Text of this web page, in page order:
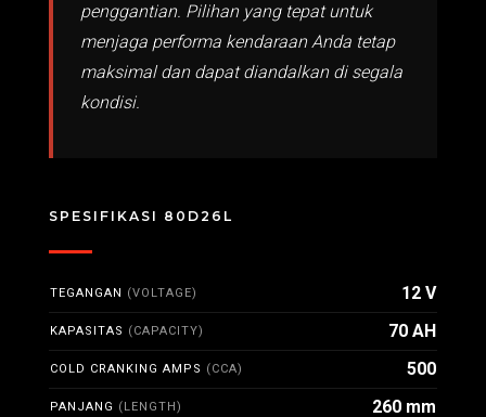
penggantian. Pilihan yang tepat untuk
menjaga performa kendaraan Anda tetap
maksimal dan dapat diandalkan di segala
kondisi.
SPESIFIKASI 80D26L
TEGANGAN (VOLTAGE) 12 V
KAPASITAS (CAPACITY) 70 AH
COLD CRANKING AMPS (CCA) 500
PANJANG (LENGTH) 260 mm